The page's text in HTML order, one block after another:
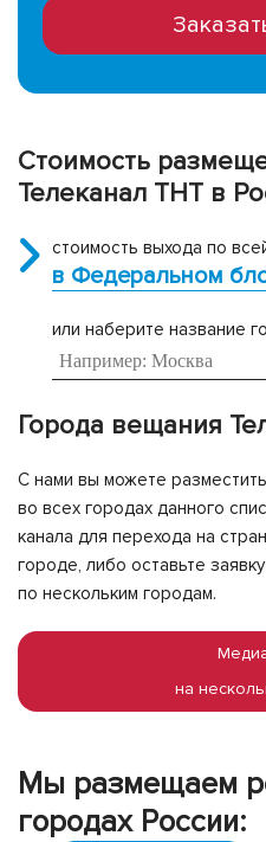
Стоимость
Телеканал ТНТ в
стоимость выхода по
в Федеральном
или наберите название
Города вещания
С нами вы можете
во всех городах данного
канала для перехода на
городе, либо оставьте
по нескольким городам.
на
Мы размещаем
городах России: